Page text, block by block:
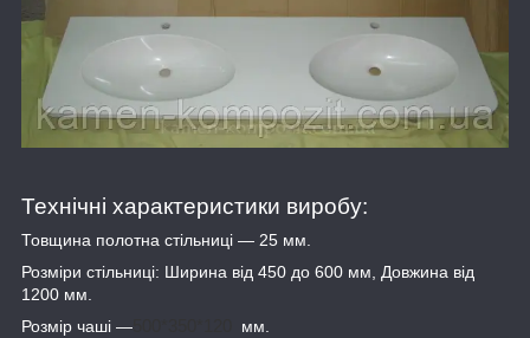
Технічні характеристики виробу:
Товщина полотна стільниці — 25 мм.
Розміри стільниці: Ширина від 450 до 600 мм, Довжина від
1200 мм.
Розмір чаші —
мм.